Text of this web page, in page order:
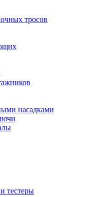
тросов
насадками
тестеры